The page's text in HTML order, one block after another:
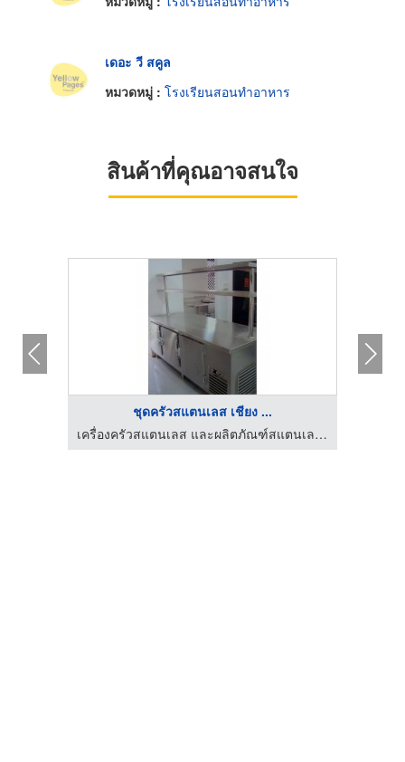
เดอะ วี สคูล
หมวดหมู่ : โรงเรียนสอนทำอาหาร
สินค้าที่คุณอาจสนใจ
ชุดครัวสแตนเลส เชียง ...
เครื่องครัวสแตนเลส และผลิตภัณฑ์สแตนเลส เชียงใหม่